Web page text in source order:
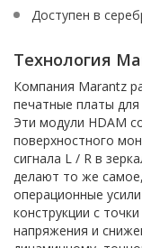
Доступен в
Технология
Компания Marantz
печатные платы
Эти модули HDAM
поверхностного
сигнала L / R в
делают то же
операционные
конструкции с
напряжения и